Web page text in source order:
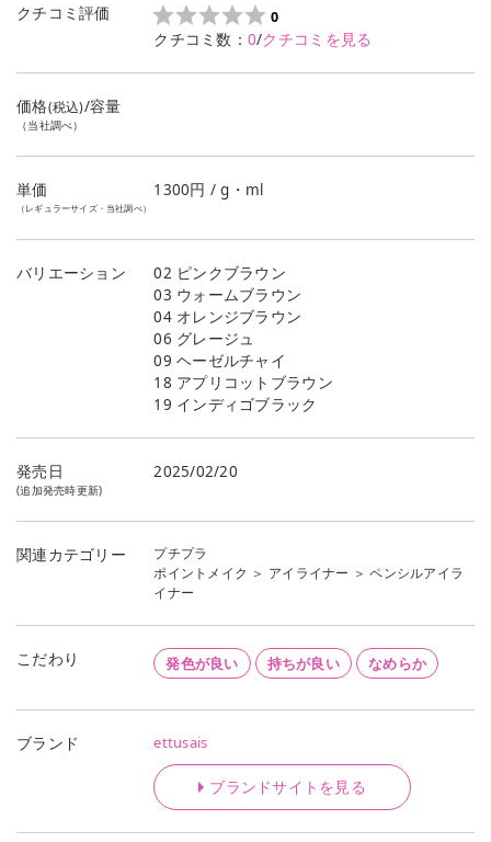
クチコミ評価 0
クチコミ数： 0/クチコミを見る
価格(税込)/容量
（当社調べ）
単価
（レギュラーサイズ・当社調べ）
1300円 / g・ml
バリエーション
02 ピンクブラウン
03 ウォームブラウン
04 オレンジブラウン
06 グレージュ
09 ヘーゼルチャイ
18 アプリコットブラウン
19 インディゴブラック
発売日
(追加発売時更新)
2025/02/20
関連カテゴリー
プチプラ
ポイントメイク ＞ アイライナー ＞ペンシルアイラ
イナー
こだわり 発色が良い 持ちが良い なめらか
ブランド ettusais
ブランドサイトを見る